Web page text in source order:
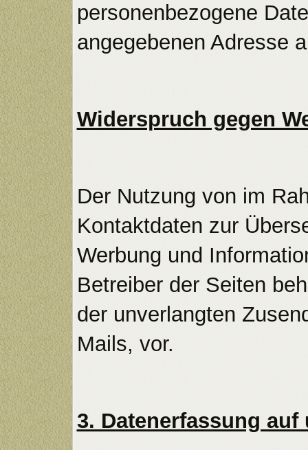
personenbezogene
angegebenen Adresse
Widerspruch gegen
Der Nutzung von im
Kontaktdaten zur
Werbung und
Betreiber der Seiten
der unverlangten
Mails, vor.
3. Datenerfassung